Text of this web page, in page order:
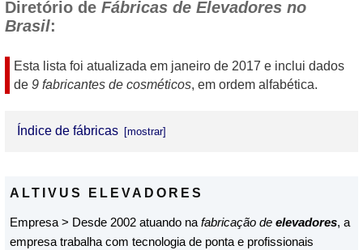
Diretório de Fábricas de Elevadores no
Brasil:
Esta lista foi atualizada em janeiro de 2017 e inclui dados
de 9 fabricantes de cosméticos, em ordem alfabética.
Índice de fábricas
DAIKEN ELEVADORES
ALTIVUS ELEVADORES
Empresa > Desde 2002 atuando na fabricação de elevadores, a
empresa trabalha com tecnologia de ponta e profissionais